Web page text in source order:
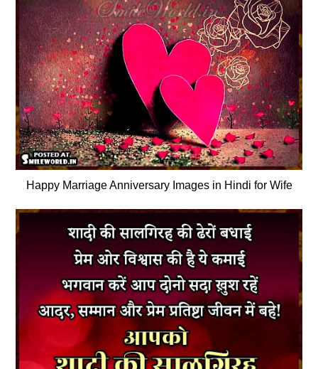
Happy Marriage Anniversary Images in Hindi for Wife